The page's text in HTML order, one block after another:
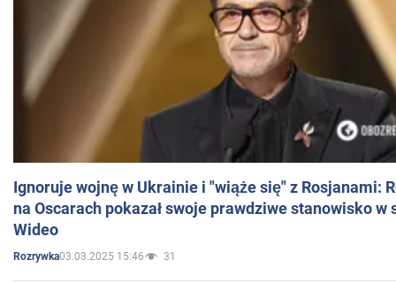
Ignoruje wojnę w Ukrainie i "wiąże się" z Rosjanami:
na Oscarach pokazał swoje prawdziwe stanowisko w
Wideo
Rozrywka03.03.2025 15:46 31